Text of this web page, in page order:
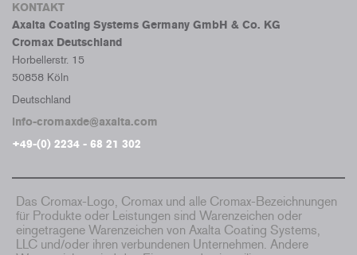
KONTAKT
Axalta Coating Systems Germany GmbH & Co. KG
Cromax Deutschland
Horbellerstr. 15
50858 Köln
Deutschland
info-cromaxde@axalta.com
+49-(0) 2234 - 68 21 302
Das Cromax-Logo, Cromax und alle Cromax-Bezeichnungen
für Produkte oder Leistungen sind Warenzeichen oder
eingetragene Warenzeichen von Axalta Coating Systems,
LLC und/oder ihren verbundenen Unternehmen. Andere